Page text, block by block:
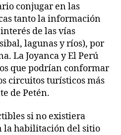
conjugar en las
tanto la información
de las vías
lagunas y ríos), por
La Joyanca y El Perú
que podrían conformar
circuitos turísticos más
de Petén.
si no existiera
la habilitación del sitio